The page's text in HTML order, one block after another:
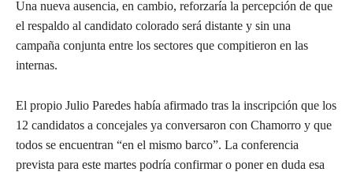
Una nueva ausencia, en cambio, reforzaría la percepción de que
el respaldo al candidato colorado será distante y sin una
campaña conjunta entre los sectores que compitieron en las
internas.
El propio Julio Paredes había afirmado tras la inscripción que los
12 candidatos a concejales ya conversaron con Chamorro y que
todos se encuentran “en el mismo barco”. La conferencia
prevista para este martes podría confirmar o poner en duda esa